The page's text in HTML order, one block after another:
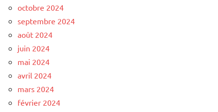
octobre 2024
septembre 2024
août 2024
juin 2024
mai 2024
avril 2024
mars 2024
février 2024